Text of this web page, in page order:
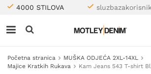
4000 STILOVA
Početna stranica
MUŠKA ODJEĆA 2XL-14XL
Majice Kratkih Rukava
Kam Jeans 543 T-shirt